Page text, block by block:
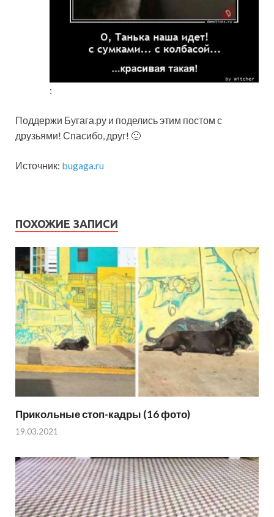
:
Поддержи Бугага.ру и поделись этим постом с
друзьями! Спасибо, друг! 🙂
Источник: bugaga.ru
ПОХОЖИЕ ЗАПИСИ
Прикольные стоп-кадры (16 фото)
19.03.2021